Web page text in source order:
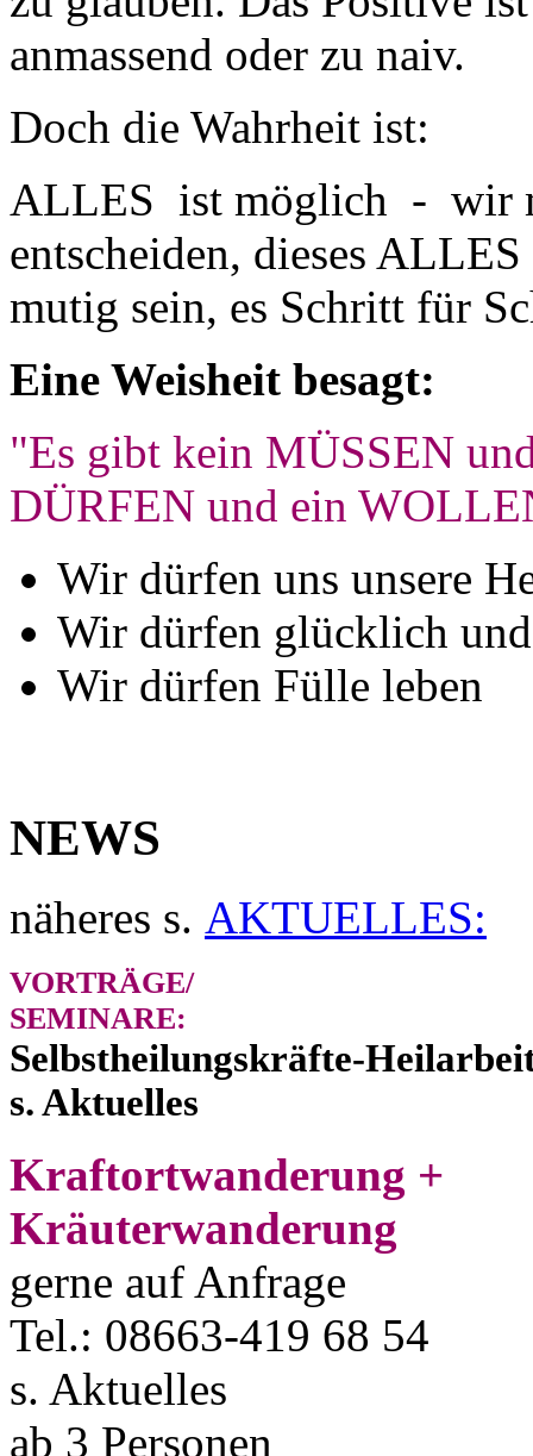
anmassend oder zu naiv.
Doch die Wahrheit ist:
ALLES ist möglich - wir
entscheiden, dieses
mutig sein, es Schritt für
Eine Weisheit besagt:
"Es gibt kein MÜSSEN
DÜRFEN und ein
Wir dürfen uns unsere
Wir dürfen glücklich
Wir dürfen Fülle leben
NEWS
näheres s. AKTUELLES:
VORTRÄGE/
SEMINARE:
Selbstheilungskräfte-
s. Aktuelles
Kraftortwanderung +
Kräuterwanderung
gerne auf Anfrage
Tel.: 08663-419 68 54
s. Aktuelles
ab 3 Personen